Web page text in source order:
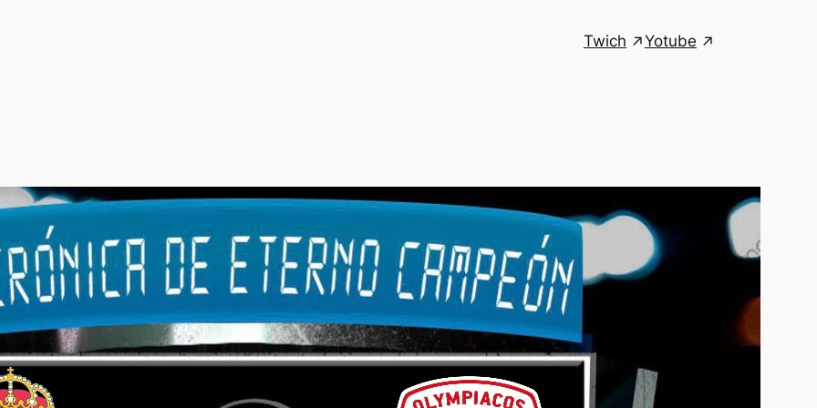
Twich Yotube